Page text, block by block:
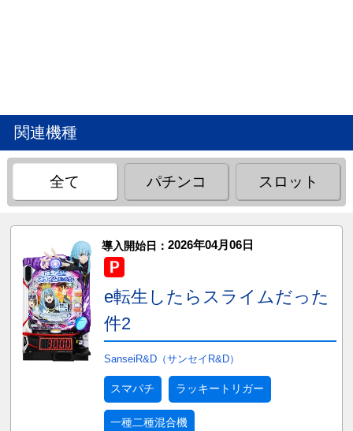
関連機種
全て パチンコ スロット
導入開始日： 2026年04月06日
e転生したらスライムだった
件2
SanseiR&D（サンセイR&D）
スマパチ ラッキートリガー
一種二種混合機